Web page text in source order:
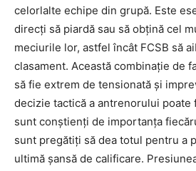
celorlalte echipe din grupă. Este
direcți să piardă sau să obțină cel
meciurile lor, astfel încât FCSB să
clasament. Această combinație de
să fie extrem de tensionată și
decizie tactică a antrenorului poate
sunt conștienți de importanța
sunt pregătiți să dea totul pentru a
ultimă șansă de calificare.